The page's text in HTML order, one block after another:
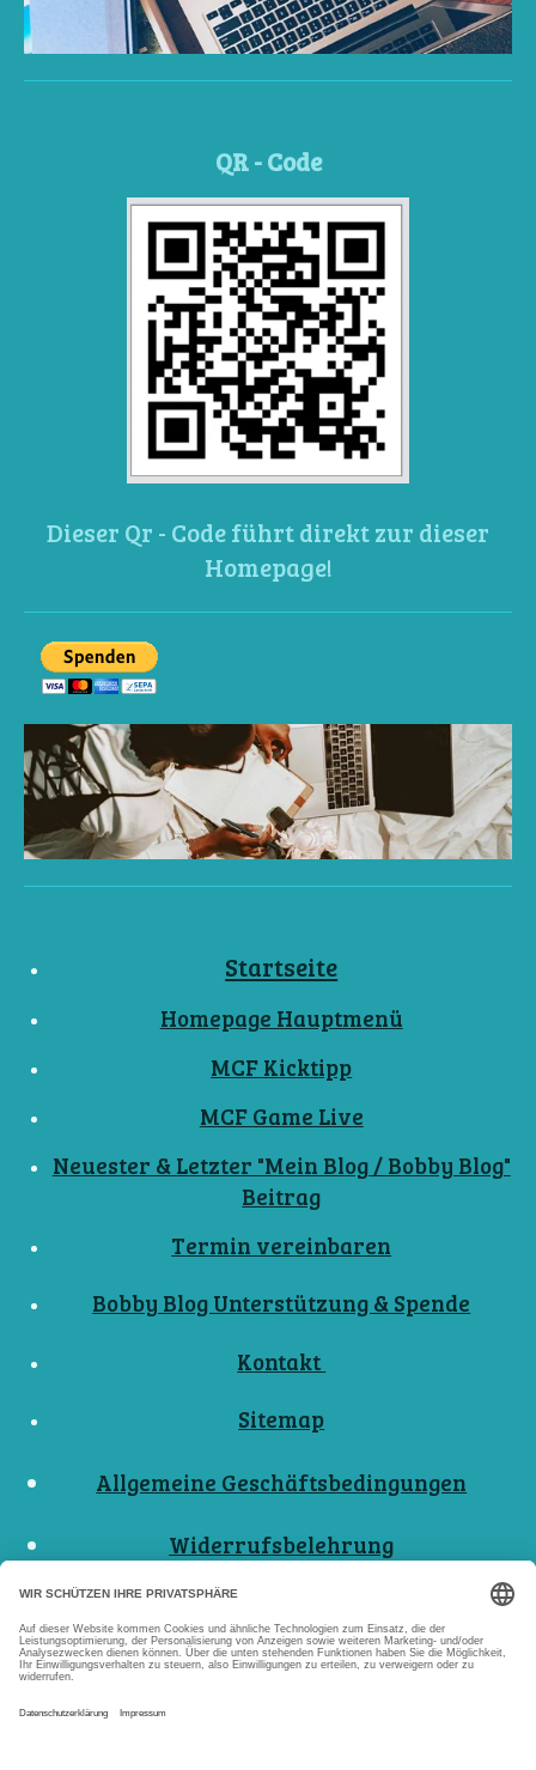
QR - Code
Dieser Qr - Code führt direkt zur dieser
Homepage!
Startseite
Homepage Hauptmenü
MCF Kicktipp
MCF Game Live
Neuester & Letzter "Mein Blog / Bobby Blog"
Beitrag
Termin vereinbaren
Bobby Blog Unterstützung & Spende
Kontakt
Sitemap
Allgemeine Geschäftsbedingungen
Widerrufsbelehrung
Nutzungsbedingungen
Datenschutzerklärungen